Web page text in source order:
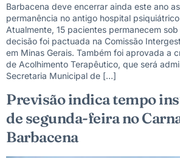
Barbacena deve encerrar ainda este ano
permanência no antigo hospital
Atualmente, 15 pacientes permanecem
decisão foi pactuada na Comissão
em Minas Gerais. Também foi aprovada a
de Acolhimento Terapêutico, que será
Secretaria Municipal de […]
Previsão indica tempo
de segunda-feira no
Barbacena